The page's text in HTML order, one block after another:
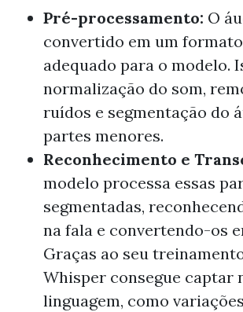
Pré-processamento: O
convertido em um
adequado para o modelo.
normalização do som,
ruídos e segmentação do
partes menores.
Reconhecimento e
modelo processa essas
segmentadas,
na fala e convertendo-os
Graças ao seu
Whisper consegue captar
linguagem, como